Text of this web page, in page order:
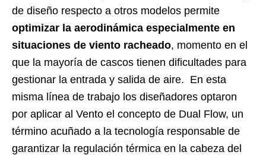
de diseño respecto a otros modelos permite
optimizar la aerodinámica especialmente en
situaciones de viento racheado, momento en el
que la mayoría de cascos tienen dificultades para
gestionar la entrada y salida de aire. En esta
misma línea de trabajo los diseñadores optaron
por aplicar al Vento el concepto de Dual Flow, un
término acuñado a la tecnología responsable de
garantizar la regulación térmica en la cabeza del